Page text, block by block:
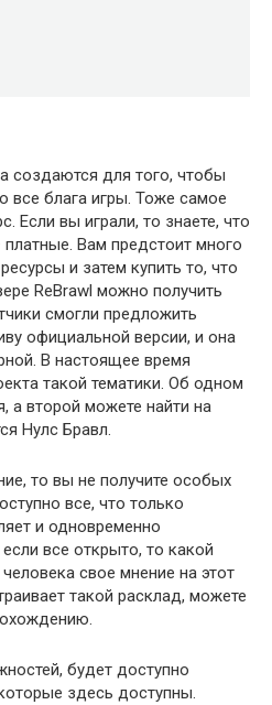
создаются для того, чтобы
все блага игры. Тоже самое
Если вы играли, то знаете, что
Вам предстоит много
и затем купить то, что
ReBrawl можно получить
смогли предложить
официальной версии, и она
В настоящее время
такой тематики. Об одном
а второй можете найти на
Нулс Бравл.
то вы не получите особых
все, что только
и одновременно
все открыто, то какой
свое мнение на этот
такой расклад, можете
будет доступно
здесь доступны.